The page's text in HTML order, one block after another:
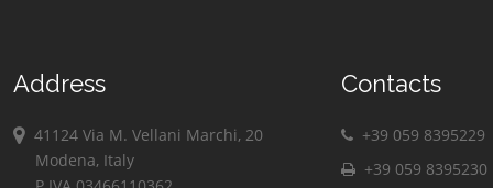
Address
41124 Via M. Vellani Marchi, 20
Modena, Italy
Contacts
+39 059 8395229
+39 059 8395230